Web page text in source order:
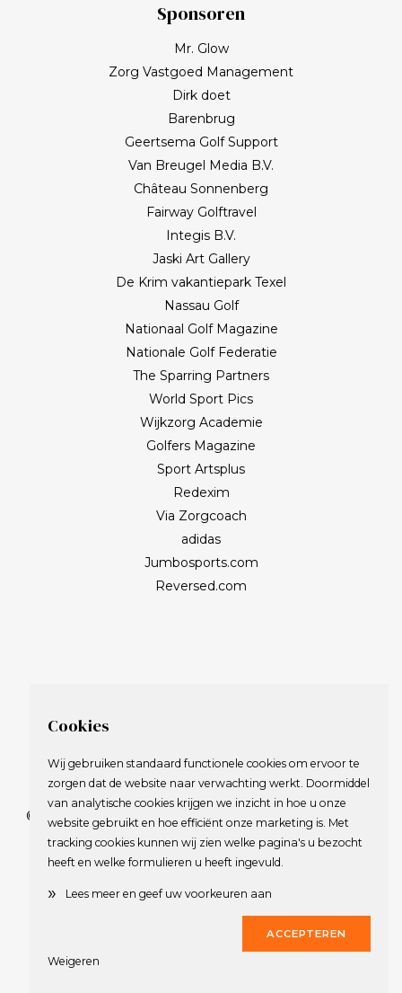
Sponsoren
Mr. Glow
Zorg Vastgoed Management
Dirk doet
Barenbrug
Geertsema Golf Support
Van Breugel Media B.V.
Château Sonnenberg
Fairway Golftravel
Integis B.V.
Jaski Art Gallery
De Krim vakantiepark Texel
Nassau Golf
Nationaal Golf Magazine
Nationale Golf Federatie
The Sparring Partners
World Sport Pics
Wijkzorg Academie
Golfers Magazine
Sport Artsplus
Redexim
Via Zorgcoach
adidas
Jumbosports.com
Reversed.com
© 2009-2023 Nederlandse Vereniging van Golfspelende
Journalisten.
Alle rechten voorbehouden.
Privacy Statement
Deze website werd gerealiseerd doorDirk
Cookies
Wij gebruiken standaard functionele cookies om ervoor te
zorgen dat de website naar verwachting werkt. Doormiddel
van analytische cookies krijgen we inzicht in hoe u onze
website gebruikt en hoe efficiënt onze marketing is. Met
tracking cookies kunnen wij zien welke pagina's u bezocht
heeft en welke formulieren u heeft ingevuld.
» Lees meer en geef uw voorkeuren aan
ACCEPTEREN
Weigeren